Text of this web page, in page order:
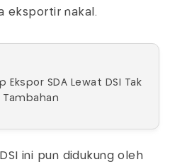
eksportir nakal.
Ekspor SDA Lewat DSI Tak
Tambahan
ini pun didukung oleh